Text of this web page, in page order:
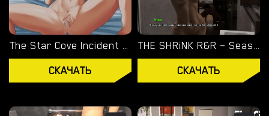
ОВЕРВОТЧ
ЛЕДИ ДИМИТРЕСКУ
RESIDENT EVIL
The Star Cove Incident – New Final Version 1.01 (Full Game) [Smiling Dog]
СКАЧАТЬ
THE SHRiNK R&R – Season 2 – Version 2.4 – Added Android Port [OneManVN]
СКАЧАТЬ